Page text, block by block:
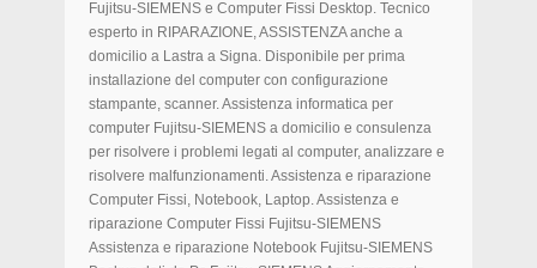
Fujitsu-SIEMENS e Computer Fissi Desktop. Tecnico
esperto in RIPARAZIONE, ASSISTENZA anche a
domicilio a Lastra a Signa. Disponibile per prima
installazione del computer con configurazione
stampante, scanner. Assistenza informatica per
computer Fujitsu-SIEMENS a domicilio e consulenza
per risolvere i problemi legati al computer, analizzare e
risolvere malfunzionamenti. Assistenza e riparazione
Computer Fissi, Notebook, Laptop. Assistenza e
riparazione Computer Fissi Fujitsu-SIEMENS
Assistenza e riparazione Notebook Fujitsu-SIEMENS